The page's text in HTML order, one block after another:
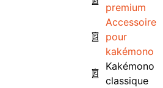
premium
Accessoire
pour
kakémono
Kakémono
classique